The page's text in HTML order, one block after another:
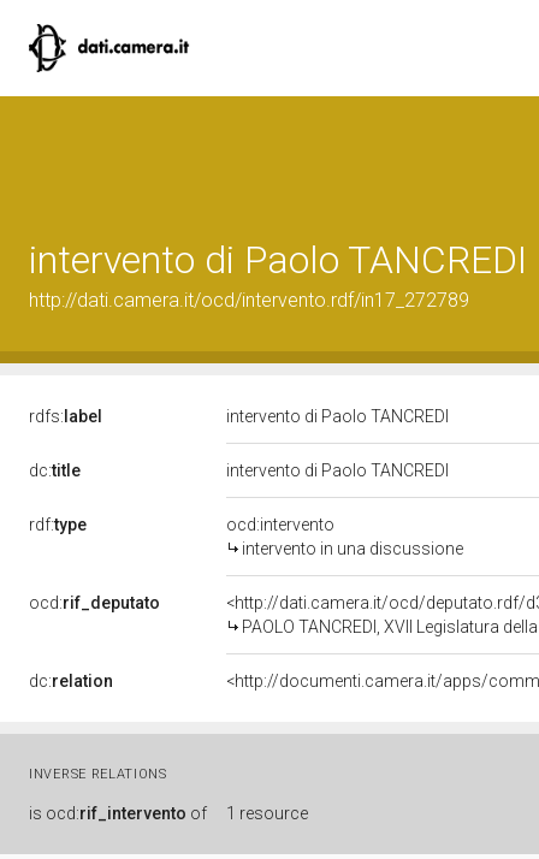
intervento di Paolo TANCREDI
http://dati.camera.it/ocd/intervento.rdf/in17_272789
rdfs: label intervento di Paolo TANCREDI
dc:title intervento di Paolo TANCREDI
rdf:type
ocd:intervento
intervento in una discussione
ocd:rif_deputato
<http://dati.camera.it/ocd/deputato.rdf/
PAOLO TANCREDI, XVII Legislatura
dc:relation
INVERSE RELATIONS
is ocd:rif_intervento of 1 resource